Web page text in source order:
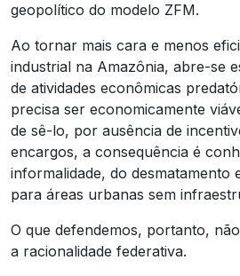
geopolítico do modelo ZFM.
Ao tornar mais cara e menos
industrial na Amazônia, abre-se
de atividades econômicas
precisa ser economicamente
de sê-lo, por ausência de
encargos, a consequência é
informalidade, do desmatamento
para áreas urbanas sem
O que defendemos, portanto,
a racionalidade federativa.